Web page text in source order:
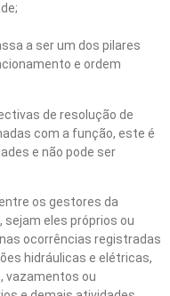
a ser um dos pilares
e ordem
de resolução de
com a função, este é
e não pode ser
os gestores da
eles próprios ou
ocorrências registradas
hidráulicas e elétricas,
vazamentos ou